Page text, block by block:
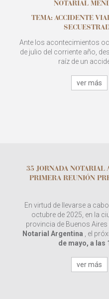
NOTARIAL
TEMA: ACCIDENTE
Ante los acontecimientos
de julio del corriente año,
raíz de un
ver más
35 JORNADA NOTARIAL
PRIMERA REUNIÓN
En virtud de llevarse a
octubre de 2025, en la
provincia de Buenos Aires
Notarial Argentina , el
de mayo, a las
ver más